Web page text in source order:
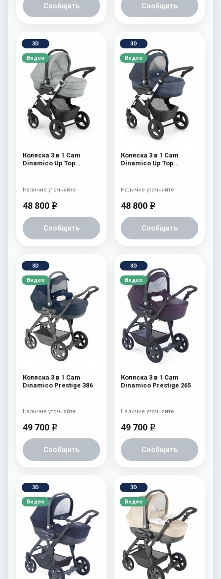
Сообщить Сообщить
3D
Видео
Коляска 3 в 1 Cam
Dinamico Up Top
48 800 e
Сообщить
Наличие уточняйте
3D
Видео
Коляска 3 в 1 Cam
Dinamico Up Top
48 800 e
Сообщить
Наличие уточняйте
3D
Видео
Коляска 3 в 1 Cam
Dinamico Prestige 386
49 700 e
Сообщить
Наличие уточняйте
3D
Видео
Коляска 3 в 1 Cam
Dinamico Prestige 265
49 700 e
Сообщить
Наличие уточняйте
3D
Видео
3D
Видео